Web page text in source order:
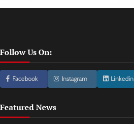
Follow Us On:
Facebook Instagram Linkedin
Featured News